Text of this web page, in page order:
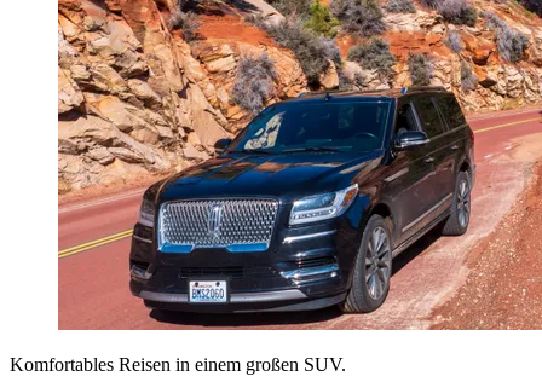
Komfortables Reisen in einem großen SUV.